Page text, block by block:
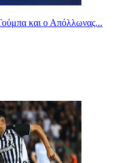
και ο Απόλλωνας...